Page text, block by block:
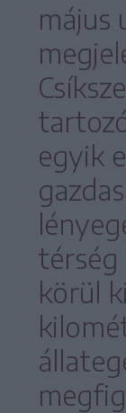
május
egyik
térség
körül